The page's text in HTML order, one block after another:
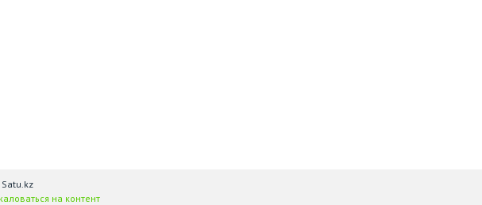
Satu.kz
на контент